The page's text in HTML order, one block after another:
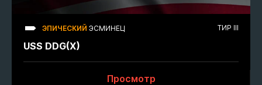
ЭПИЧЕСКИЙ ЭСМИНЕЦ ТИР III
USS DDG(X)
Просмотр